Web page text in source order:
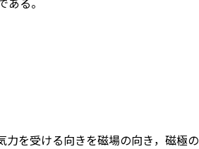
を受ける向きを磁場の向き，磁極の